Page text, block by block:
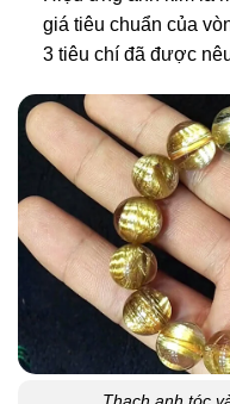
giá tiêu chuẩn của
3 tiêu chí đã được
Thạch anh tóc